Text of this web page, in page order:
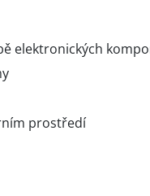
elektronických
prostředí